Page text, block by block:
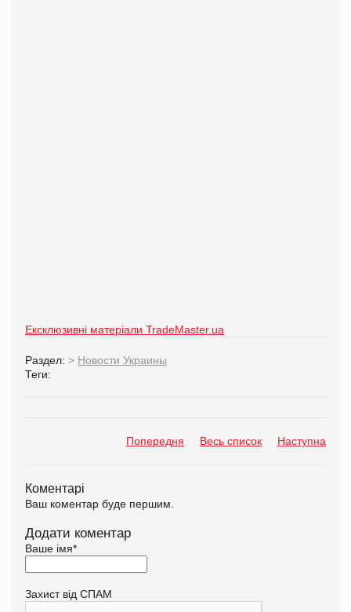
Ексклюзивні матеріали TradeMaster.ua
Раздел: > Новости Украины
Теги:
Попередня Весь список Наступна
Коментарі
Ваш коментар буде першим.
Додати коментар
Ваше імя*
Захист від СПАМ